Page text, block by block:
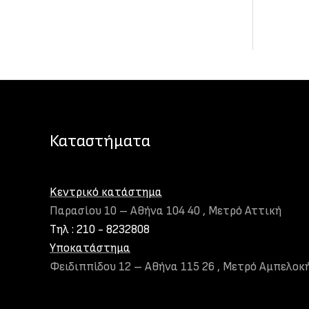
Καταστήματα
Kεντρικό κατάστημα
Παρασίου 10 – Αθήνα 104 40 , Μετρό Αττική
Τηλ : 210 - 8232808
Υποκατάστημα
Φειδιππίδου 12 – Αθήνα 115 26 , Μετρό